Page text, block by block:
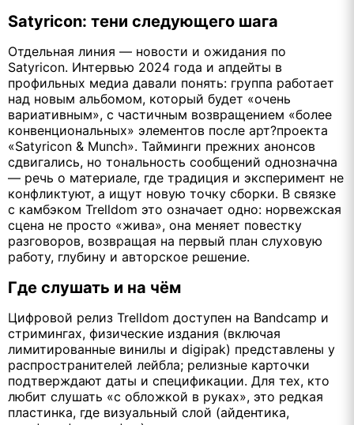
Satyricon: тени следующего шага
Отдельная линия — новости и ожидания по
Satyricon. Интервью 2024 года и апдейты в
профильных медиа давали понять: группа работает
над новым альбомом, который будет «очень
вариативным», с частичным возвращением «более
конвенциональных» элементов после арт?проекта
«Satyricon & Munch». Тайминги прежних анонсов
сдвигались, но тональность сообщений однозначна
— речь о материале, где традиция и эксперимент не
конфликтуют, а ищут новую точку сборки. В связке
с камбэком Trelldom это означает одно: норвежская
сцена не просто «жива», она меняет повестку
разговоров, возвращая на первый план слуховую
работу, глубину и авторское решение.
Где слушать и на чём
Цифровой релиз Trelldom доступен на Bandcamp и
стримингах, физические издания (включая
лимитированные винилы и digipak) представлены у
распространителей лейбла; релизные карточки
подтверждают даты и спецификации. Для тех, кто
любит слушать «с обложкой в руках», это редкая
пластинка, где визуальный слой (айдентика,